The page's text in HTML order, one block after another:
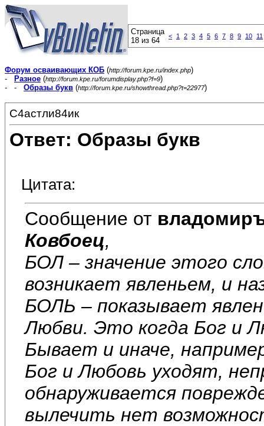
Страница
18 из 64
< 1 2 3 4 5 6 7 8 9 10 11
Форум осваивающих КОБ (http://forum.kpe.ru/index.php)
-
Разное (http://forum.kpe.ru/forumdisplay.php?f=9)
- - Образы букв (http://forum.kpe.ru/showthread.php?t=22977)
С4астли84ик
Ответ: Образы букв
Цитата:
Сообщение от
Ковбоец,
БОЛ – значение этого
возникает явленьем, и
БОЛЬ – показывает
Любви. Это когда Бог и
Бывает и иначе,
Бог и Любовь уходят,
обнаруживается
вылечить нет